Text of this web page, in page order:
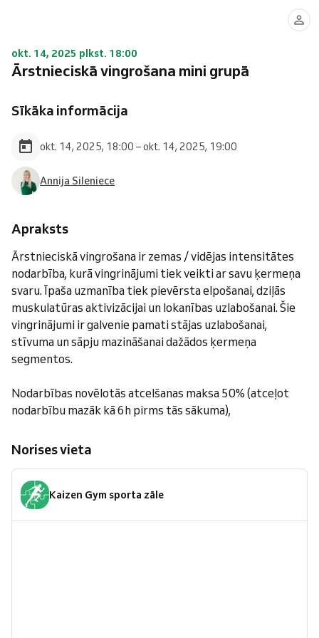
okt. 14, 2025 plkst. 18:00
Ārstnieciskā vingrošana mini grupā
Sīkāka informācija
okt. 14, 2025, 18:00 – okt. 14, 2025, 19:00
Annija Sileniece
Apraksts
Ārstnieciskā vingrošana ir zemas / vidējas intensitātes
nodarbība, kurā vingrinājumi tiek veikti ar savu ķermeņa
svaru. Īpaša uzmanība tiek pievērsta elpošanai, dziļās
muskulatūras aktivizācijai un lokanības uzlabošanai. Šie
vingrinājumi ir galvenie pamati stājas uzlabošanai,
stīvuma un sāpju mazināšanai dažādos ķermeņa
segmentos.
Nodarbības novēlotās atcelšanas maksa 50% (atceļot
nodarbību mazāk kā 6h pirms tās sākuma),
Norises vieta
Kaizen Gym sporta zāle